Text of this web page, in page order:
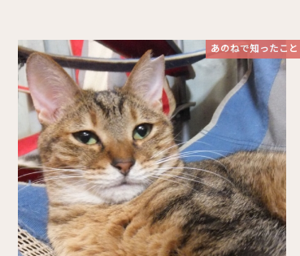
あのねで知ったこと